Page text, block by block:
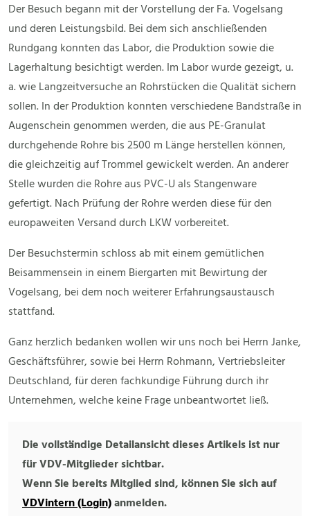
Der Besuch begann mit der Vorstellung der Fa. Vogelsang
und deren Leistungsbild. Bei dem sich anschließenden
Rundgang konnten das Labor, die Produktion sowie die
Lagerhaltung besichtigt werden. Im Labor wurde gezeigt, u.
a. wie Langzeitversuche an Rohrstücken die Qualität sichern
sollen. In der Produktion konnten verschiedene Bandstraße in
Augenschein genommen werden, die aus PE-Granulat
durchgehende Rohre bis 2500 m Länge herstellen können,
die gleichzeitig auf Trommel gewickelt werden. An anderer
Stelle wurden die Rohre aus PVC-U als Stangenware
gefertigt. Nach Prüfung der Rohre werden diese für den
europaweiten Versand durch LKW vorbereitet.
Der Besuchstermin schloss ab mit einem gemütlichen
Beisammensein in einem Biergarten mit Bewirtung der
Vogelsang, bei dem noch weiterer Erfahrungsaustausch
stattfand.
Ganz herzlich bedanken wollen wir uns noch bei Herrn Janke,
Geschäftsführer, sowie bei Herrn Rohmann, Vertriebsleiter
Deutschland, für deren fachkundige Führung durch ihr
Unternehmen, welche keine Frage unbeantwortet ließ.
Die vollständige Detailansicht dieses Artikels ist nur
für VDV-Mitglieder sichtbar.
Wenn Sie bereits Mitglied sind, können Sie sich auf
VDVintern (Login)anmelden.